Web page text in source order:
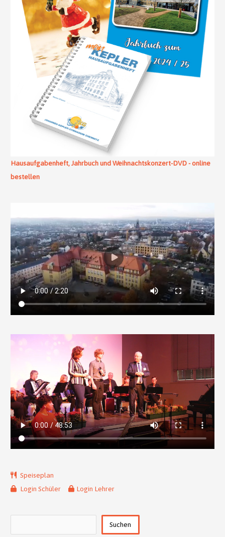
Hausaufgabenheft, Jahrbuch und Weihnachtskonzert-DVD - online
bestellen
Speiseplan
Login Schüler
Login Lehrer
Suchen